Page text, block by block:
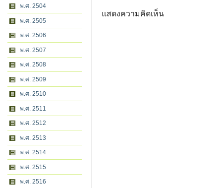
พ.ศ. 2504
พ.ศ. 2505
พ.ศ. 2506
พ.ศ. 2507
พ.ศ. 2508
พ.ศ. 2509
พ.ศ. 2510
พ.ศ. 2511
พ.ศ. 2512
พ.ศ. 2513
พ.ศ. 2514
พ.ศ. 2515
พ.ศ. 2516
แสดงความคิดเห็น